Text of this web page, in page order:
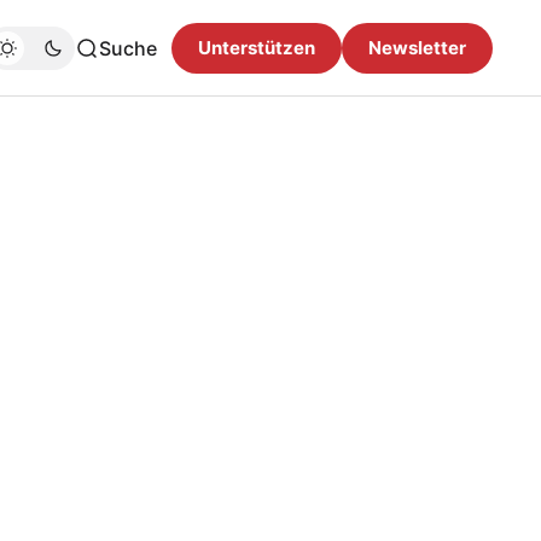
Suche Unterstützen Newsletter